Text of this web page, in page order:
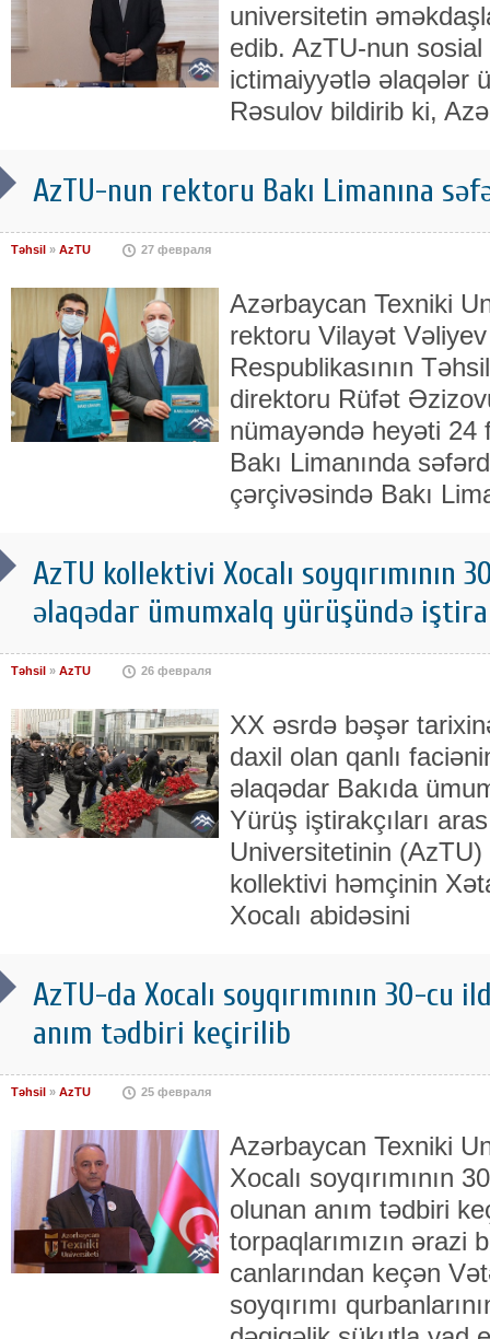
universitetin
edib. AzTU-nun
ictimaiyyətlə əlaqələr
Rəsulov bildirib ki,
AzTU-nun rektoru Bakı Limanına
Təhsil » AzTU 27 февраля
Azərbaycan Texniki
rektoru Vilayət
Respublikasının
direktoru Rüfət
nümayəndə heyəti 24
Bakı Limanında
çərçivəsində Bakı
AzTU kollektivi Xocalı soyqırımının
əlaqədar ümumxalq yürüşündə
Təhsil » AzTU 26 февраля
XX əsrdə bəşər
daxil olan qanlı
əlaqədar Bakıda
Yürüş iştirakçıları
Universitetinin
kollektivi həmçinin
Xocalı abidəsini
AzTU-da Xocalı soyqırımının 30-cu
anım tədbiri keçirilib
Təhsil » AzTU 25 февраля
Azərbaycan Texniki
Xocalı soyqırımının
olunan anım tədbiri
torpaqlarımızın ərazi
canlarından keçən
soyqırımı